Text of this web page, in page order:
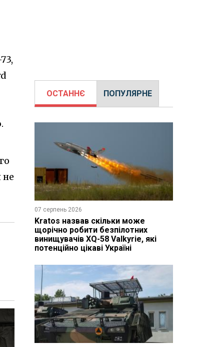
не
ОСТАННЄ ПОПУЛЯРНЕ
07 серпень 2026
Kratos назвав скільки може
щорічно робити безпілотних
винищувачів XQ-58 Valkyrie, які
потенційно цікаві Україні